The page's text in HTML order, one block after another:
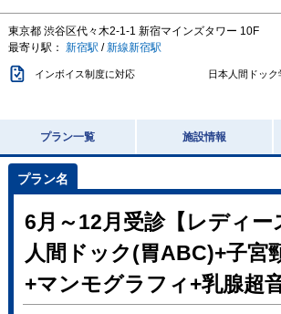
東京都 渋谷区代々木2-1-1 新宿マインズタワー 10F
最寄り駅： 新宿駅 /新線新宿駅
インボイス制度に対応 日本人間ドッ
プラン一覧 施設情報
6月～12月受診【レディー
人間ドック(胃ABC)+子宮
+マンモグラフィ+乳腺超